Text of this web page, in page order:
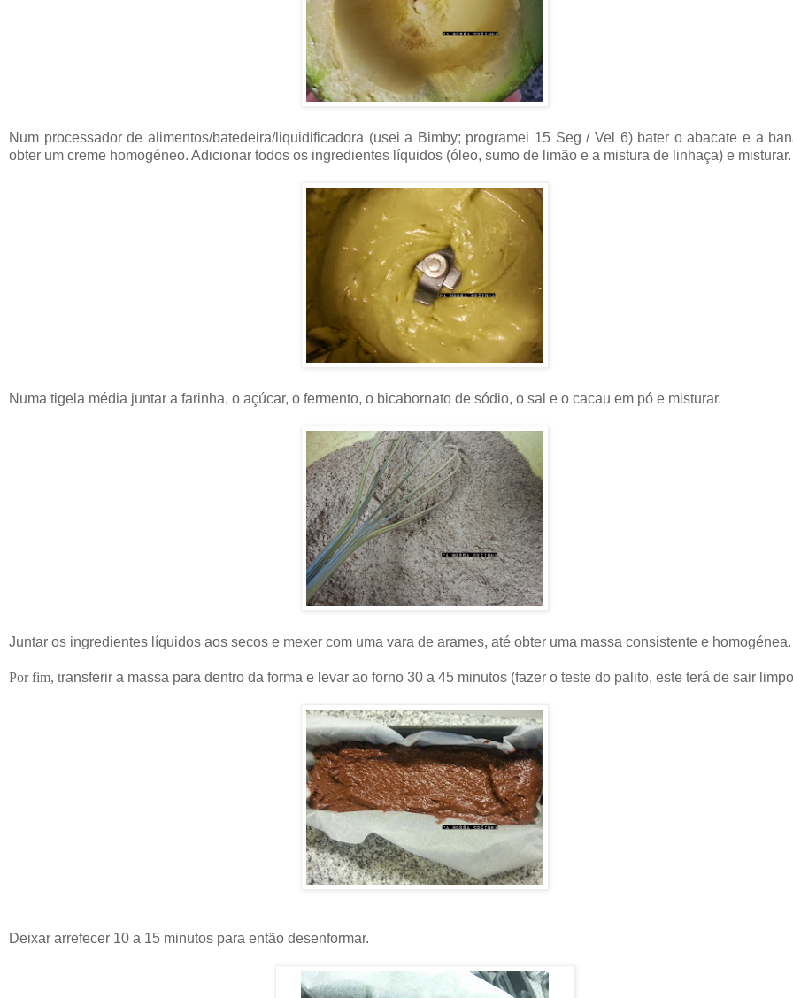
Num processador de alimentos/batedeira/liquidificadora (usei a Bimby; programei 15 Seg / Vel 6) bater o abacate e a
obter um creme homogéneo. Adicionar todos os ingredientes líquidos (óleo, sumo de limão e a mistura de linhaça) e misturar.
Numa tigela média juntar a farinha, o açúcar, o fermento, o bicabornato de sódio, o sal e o cacau em pó e misturar.
Juntar os ingredientes líquidos aos secos e mexer com uma vara de arames, até obter uma massa consistente e homogénea.
Por fim, transferir a massa para dentro da forma e levar ao forno 30 a 45 minutos (fazer o teste do palito, este terá de sair
Deixar arrefecer 10 a 15 minutos para então desenformar.